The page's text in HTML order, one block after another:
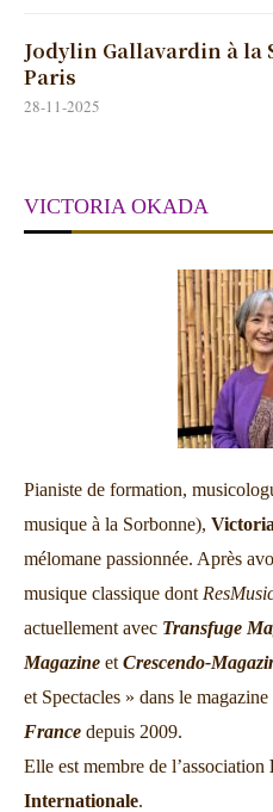
Jodylin Gallavardin à la
Paris
28-11-2025
VICTORIA OKADA
Pianiste de formation,
musique à la Sorbonne),
mélomane passionnée. Après
musique classique dont
actuellement avec Transfuge
Magazine et Crescendo-
et Spectacles » dans le
France depuis 2009.
Elle est membre de l’association
Internationale.